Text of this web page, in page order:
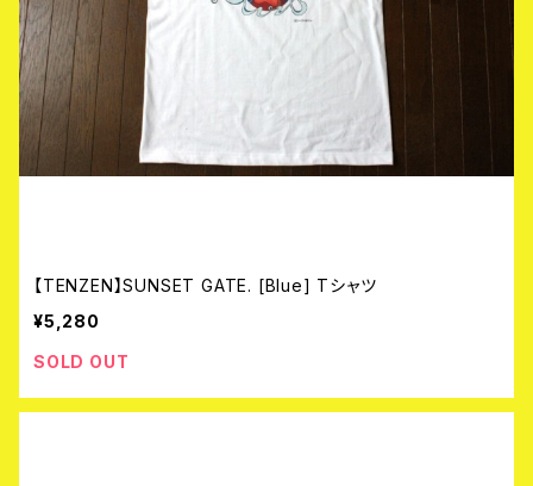
【TENZEN】SUNSET GATE. [Blue] Tシャツ
¥5,280
SOLD OUT